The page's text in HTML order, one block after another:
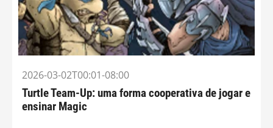
2026-03-02T00:01-08:00
Turtle Team-Up: uma forma cooperativa de jogar e
ensinar Magic